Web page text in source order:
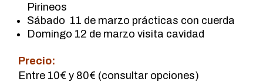
Pirineos
Sábado 11 de marzo prácticas con cuerda
Domingo 12 de marzo visita cavidad
Precio:
Entre 10€ y 80€ (consultar opciones)